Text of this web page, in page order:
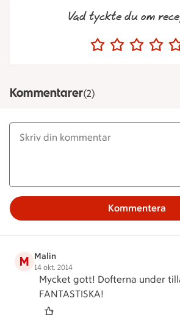
Vad tyckte du om
Kommentarer(2)
Kommentera
M Malin
14 okt. 2014
Mycket gott! Dofterna under
FANTASTISKA!